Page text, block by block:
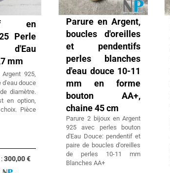
en
Perle
d'Eau
mm
925,
d'eau douce
diamètre.
en option,
Pièce
:300,00 €
Parure en Argent,
boucles d'oreilles
et pendentifs
perles blanches
d'eau douce 10-11
mm en forme
bouton AA+,
chaine 45 cm
Parure 2 bijoux en Argent
925 avec perles bouton
d'Eau Douce: pendentif et
paire de boucles d'oreilles
de perles 10-11 mm
Blanches AA+